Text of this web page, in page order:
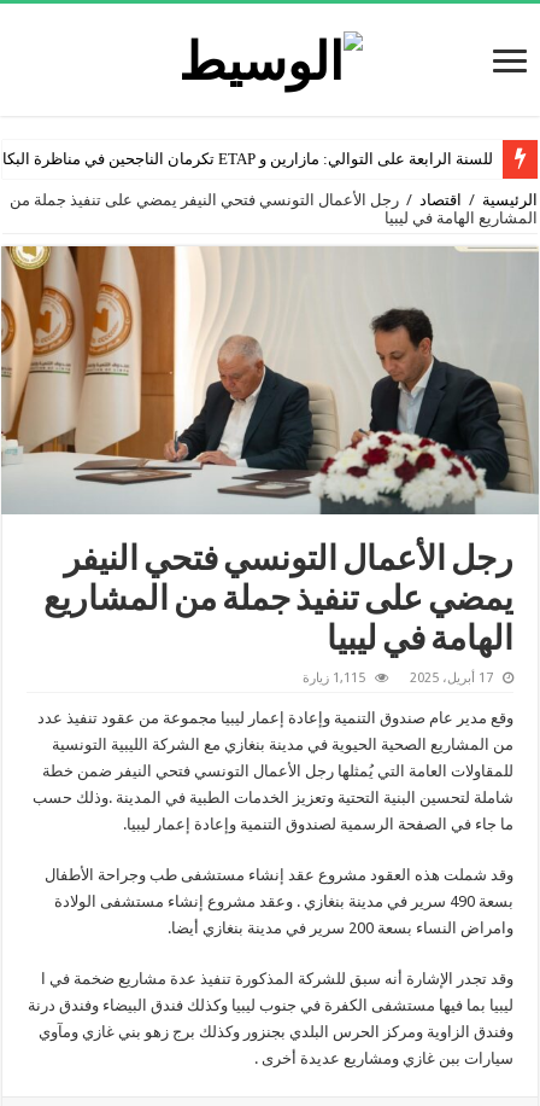
للسنة الرابعة على التوالي: مازارين و ETAP تكرمان الناجحين في مناظرة البكالوريا
الرئيسية / اقتصاد / رجل الأعمال التونسي فتحي النيفر يمضي على تنفيذ جملة من
المشاريع الهامة في ليبيا
رجل الأعمال التونسي فتحي النيفر
يمضي على تنفيذ جملة من المشاريع
الهامة في ليبيا
17 أبريل، 2025 1,115 زيارة
وقع مدير عام صندوق التنمية وإعادة إعمار ليبيا مجموعة من عقود تنفيذ عدد
من المشاريع الصحية الحيوية في مدينة بنغازي مع الشركة الليبية التونسية
للمقاولات العامة التي يُمثلها رجل الأعمال التونسي فتحي النيفر ضمن خطة
شاملة لتحسين البنية التحتية وتعزيز الخدمات الطبية في المدينة .وذلك حسب
ما جاء في الصفحة الرسمية لصندوق التنمية وإعادة إعمار ليبيا.
وقد شملت هذه العقود مشروع عقد إنشاء مستشفى طب وجراحة الأطفال
بسعة 490 سرير في مدينة بنغازي . وعقد مشروع إنشاء مستشفى الولادة
وامراض النساء بسعة 200 سرير في مدينة بنغازي أيضا.
وقد تجدر الإشارة أنه سبق للشركة المذكورة تنفيذ عدة مشاريع ضخمة في ا
ليبيا بما فيها مستشفى الكفرة في جنوب ليبيا وكذلك فندق البيضاء وفندق درنة
وفندق الزاوية ومركز الحرس البلدي بجنزور وكذلك برج زهو بني غازي ومآوي
سيارات ببن غازي ومشاريع عديدة أخرى .